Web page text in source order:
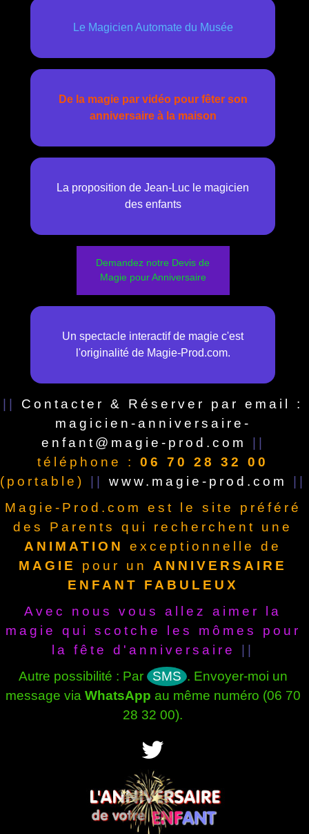
Le Magicien Automate du Musée
De la magie par vidéo pour fêter son
anniversaire à la maison
La proposition de Jean-Luc le magicien
des enfants
Demandez notre Devis de
Magie pour Anniversaire
Un spectacle interactif de magie c'est
l'originalité de Magie-Prod.com.
|| Contacter & Réserver par email :
magicien-anniversaire-
enfant@magie-prod.com
||
téléphone :06 70 28 32 00
(portable) ||www.magie-prod.com
||
Magie-Prod.com est le site préféré
des Parents qui recherchent une
ANIMATION
exceptionnelle de
MAGIE
pour un ANNIVERSAIRE
ENFANT FABULEUX
Avec nous vous allez aimer la
magie qui scotche les mômes pour
la fête d'anniversaire
||
Autre possibilité : Par
SMS . Envoyer-moi un
message via WhatsApp au même numéro (06 70
28 32 00).